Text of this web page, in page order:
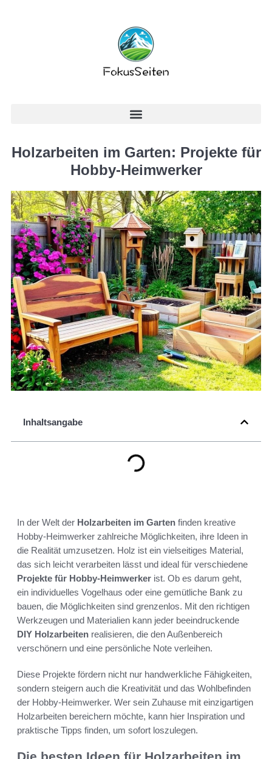
Holzarbeiten im Garten: Projekte für
Hobby-Heimwerker
Inhaltsangabe
In der Welt der Holzarbeiten im Garten finden kreative
Hobby-Heimwerker zahlreiche Möglichkeiten, ihre Ideen in
die Realität umzusetzen. Holz ist ein vielseitiges Material,
das sich leicht verarbeiten lässt und ideal für verschiedene
Projekte für Hobby-Heimwerker ist. Ob es darum geht,
ein individuelles Vogelhaus oder eine gemütliche Bank zu
bauen, die Möglichkeiten sind grenzenlos. Mit den richtigen
Werkzeugen und Materialien kann jeder beeindruckende
DIY Holzarbeiten realisieren, die den Außenbereich
verschönern und eine persönliche Note verleihen.
Diese Projekte fördern nicht nur handwerkliche Fähigkeiten,
sondern steigern auch die Kreativität und das Wohlbefinden
der Hobby-Heimwerker. Wer sein Zuhause mit einzigartigen
Holzarbeiten bereichern möchte, kann hier Inspiration und
praktische Tipps finden, um sofort loszulegen.